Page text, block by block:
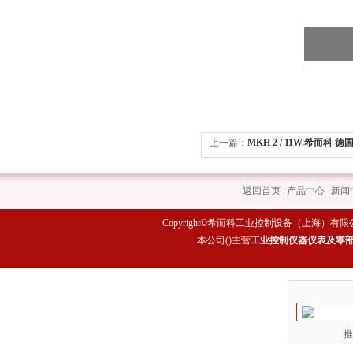
上一篇： MKH 2 / 11W.希而科 德
返回首页 产品中心 新闻
Copyright©希而科工业控制设备（上海）有限
本公司()主营工业控制仪器仪表及零